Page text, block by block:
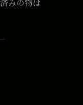
みの物は